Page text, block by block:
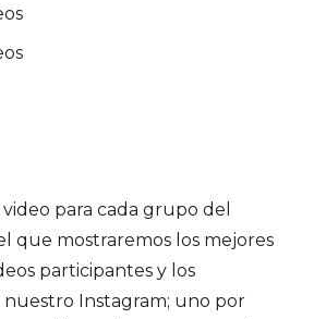
para cada grupo del
que mostraremos los mejores
participantes y los
Instagram; uno por